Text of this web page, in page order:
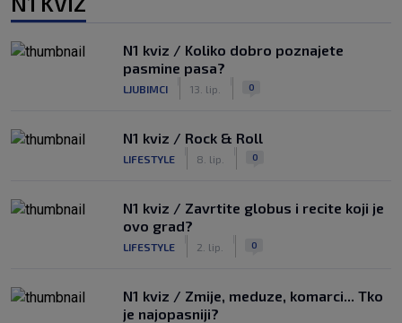
N1 kviz / Koliko dobro poznajete
pasmine pasa?
LJUBIMCI 13. lip. 0
N1 kviz / Rock & Roll
LIFESTYLE 8. lip. 0
N1 kviz / Zavrtite globus i recite koji je
ovo grad?
LIFESTYLE 2. lip. 0
N1 kviz / Zmije, meduze, komarci... Tko
je najopasniji?